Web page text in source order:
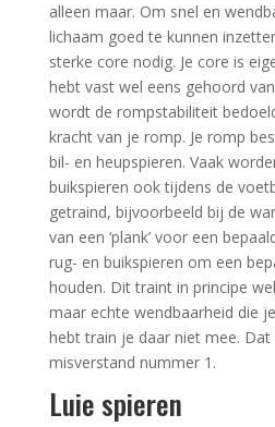
alleen maar. Om snel en
lichaam goed te kunnen
sterke core nodig. Je core is
hebt vast wel eens gehoord van
wordt de rompstabiliteit
kracht van je romp. Je romp
bil- en heupspieren. Vaak
buikspieren ook tijdens de
getraind, bijvoorbeeld bij de
van een ‘plank’ voor een
rug- en buikspieren om een
houden. Dit traint in principe
maar echte wendbaarheid die
hebt train je daar niet mee. Dat
misverstand nummer 1.
Luie spieren